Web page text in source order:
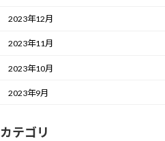
2023年12月
2023年11月
2023年10月
2023年9月
カテゴリ